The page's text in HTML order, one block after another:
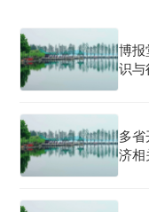
博报
识与
多省
济相